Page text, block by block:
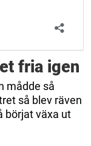
fria igen
mådde så
så blev räven
börjat växa ut